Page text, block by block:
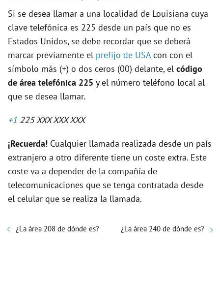
Si se desea llamar a una localidad de Louisiana cuya
clave telefónica es 225 desde un país que no es
Estados Unidos, se debe recordar que se deberá
marcar previamente el prefijo de USAcon con el
símbolo más (+) o dos ceros (00) delante, el código
de área telefónica 225 y el número teléfono local al
que se desea llamar.
+1 225 XXX XXX XXX
¡Recuerda! Cualquier llamada realizada desde un país
extranjero a otro diferente tiene un coste extra. Este
coste va a depender de la compañía de
telecomunicaciones que se tenga contratada desde
el celular que se realiza la llamada.
¿La área 208 de dónde es? ¿La área 240 de dónde es?